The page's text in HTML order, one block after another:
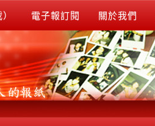
電子報訂閱 關於我們